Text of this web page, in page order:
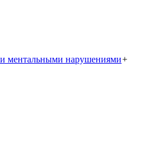
ментальными нарушениями+